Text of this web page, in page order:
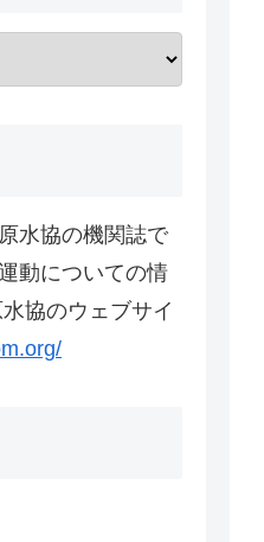
水協の機関誌で
動についての情
協のウェブサイ